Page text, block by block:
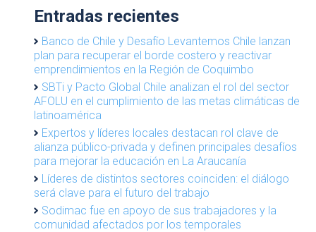
Entradas recientes
Banco de Chile y Desafío Levantemos Chile lanzan
plan para recuperar el borde costero y reactivar
emprendimientos en la Región de Coquimbo
SBTi y Pacto Global Chile analizan el rol del sector
AFOLU en el cumplimiento de las metas climáticas de
latinoamérica
Expertos y líderes locales destacan rol clave de
alianza público-privada y definen principales desafíos
para mejorar la educación en La Araucanía
Líderes de distintos sectores coinciden: el diálogo
será clave para el futuro del trabajo
Sodimac fue en apoyo de sus trabajadores y la
comunidad afectados por los temporales